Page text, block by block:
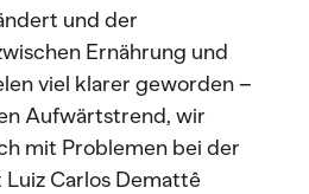
und der
Ernährung und
viel klarer geworden –
Aufwärtstrend, wir
mit Problemen bei der
Carlos Demattê